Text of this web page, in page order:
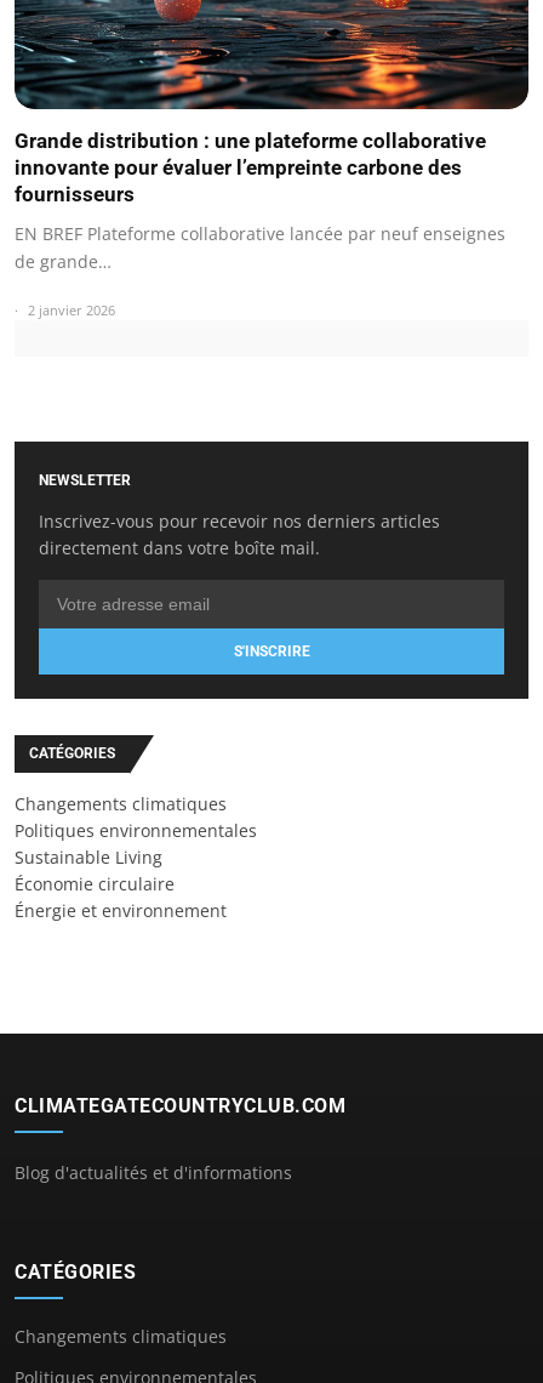
Grande distribution : une plateforme collaborative
innovante pour évaluer l’empreinte carbone des
fournisseurs
EN BREF Plateforme collaborative lancée par neuf enseignes
de grande…
2 janvier 2026
NEWSLETTER
Inscrivez-vous pour recevoir nos derniers articles
directement dans votre boîte mail.
S'INSCRIRE
CATÉGORIES
Changements climatiques
Politiques environnementales
Sustainable Living
Économie circulaire
Énergie et environnement
CLIMATEGATECOUNTRYCLUB.COM
Blog d'actualités et d'informations
CATÉGORIES
Changements climatiques
Politiques environnementales